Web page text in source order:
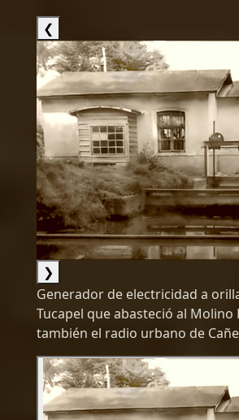
❮
❯
Generador de electricidad a
Tucapel que abasteció al Molino
también el radio urbano de